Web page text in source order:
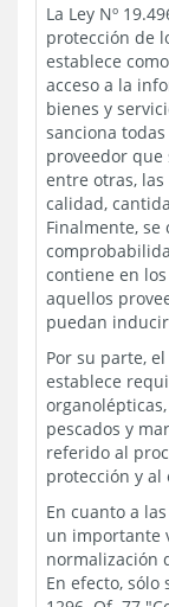
La Ley Nº
protección de
establece
acceso a la
bienes y
sanciona
proveedor
entre otras,
calidad,
Finalmente,
contiene en
aquellos
puedan
Por su parte,
establece
pescados y
referido al
protección y al
En cuanto a
un importante
normalización
En efecto,